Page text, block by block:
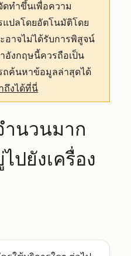
ทำขึ้นเพื่อความ
แปลโดยอัตโนมัติโดย
อาจไม่ได้รับการพิสูจน์
งกฤษนี้ควรถือเป็น
ค้นหาข้อมูลล่าสุดได้
ถึงได้ที่นี่
นวนมาก
ปยังเครื่อง